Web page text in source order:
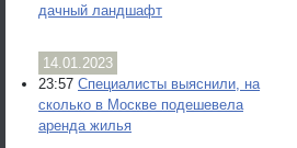
дачный ландшафт
14.01.2023
23:57 Специалисты выяснили, на
сколько в Москве подешевела
аренда жилья